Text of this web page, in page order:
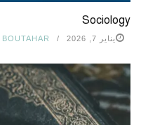
Sociology
يناير 7, 2026 BOUTAHAR